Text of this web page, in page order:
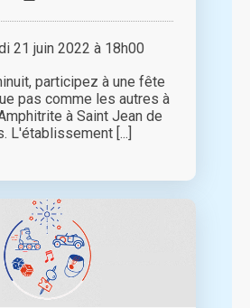
21 juin 2022 à 18h00
participez à une fête
pas comme les autres à
à Saint Jean de
L'établissement [...]